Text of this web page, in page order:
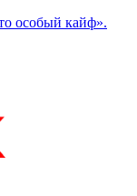
особый кайф».